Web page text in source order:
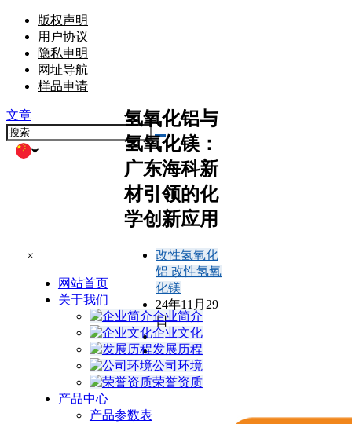
版权声明
用户协议
隐私申明
网址导航
样品申请
文章
×
网站首页
关于我们
企业简介
企业文化
发展历程
公司环境
荣誉资质
产品中心
产品参数表
氢氧化铝与
氢氧化镁：
广东海科新
材引领的化
学创新应用
改性氢氧化
铝 改性氢氧
化镁
24年11月29
日